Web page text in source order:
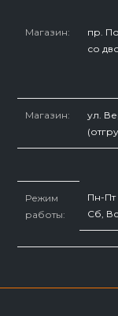
Магазин:
пр.
со
Магазин:
ул.
Режим
работы:
Пн-Пт
Сб,